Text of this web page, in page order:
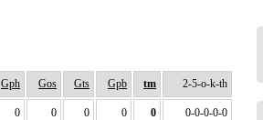
Gph Gos Gts Gpb tm 2-5-o-k-th
0 0 0 0 0 0-0-0-0-0